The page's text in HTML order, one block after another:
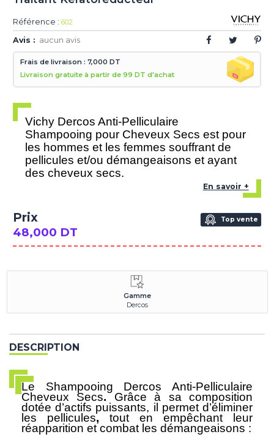
Référence : 602
Avis : aucun avis
Frais de livraison : 7,000 DT
Livraison gratuite à partir de 99 DT d'achat
Vichy Dercos Anti-Pelliculaire
Shampooing pour Cheveux Secs est pour
les hommes et les femmes souffrant de
pellicules et/ou démangeaisons et ayant
des cheveux secs.
En savoir +
Prix
48,000 DT
Top vente
Gamme
Dercos
DESCRIPTION
Le Shampooing Dercos Anti-Pelliculaire
Cheveux Secs.Grâce à sa composition
dotée d’actifs puissants, il permet d’éliminer
les pellicules, tout en empêchant leur
réapparition et combat les démangeaisons :